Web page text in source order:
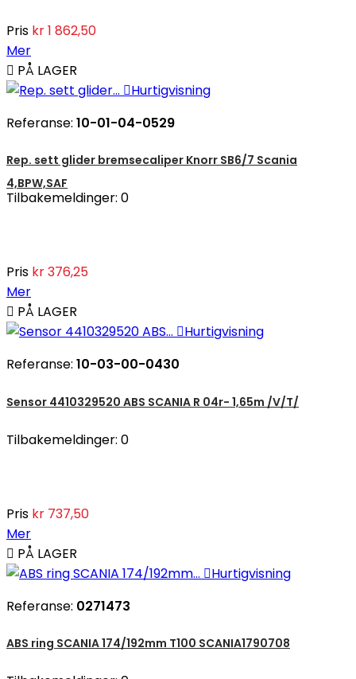
Pris kr 1 862,50
Mer
 PÅ LAGER
Hurtigvisning
Referanse: 10-01-04-0529
Rep. sett glider bremsecaliper Knorr SB6/7 Scania
4,BPW,SAF
Tilbakemeldinger: 0
Pris kr 376,25
Mer
 PÅ LAGER
Hurtigvisning
Referanse: 10-03-00-0430
Sensor 4410329520 ABS SCANIA R 04r- 1,65m /V/T/
Tilbakemeldinger: 0
Pris kr 737,50
Mer
 PÅ LAGER
Hurtigvisning
Referanse: 0271473
ABS ring SCANIA 174/192mm T100 SCANIA1790708